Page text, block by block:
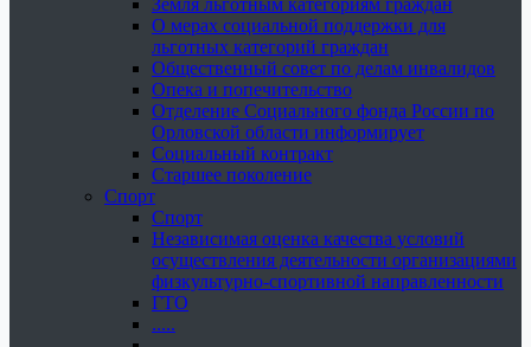
Земля льготным категориям граждан
О мерах социальной поддержки для
льготных категорий граждан
Общественный совет по делам инвалидов
Опека и попечительство
Отделение Социального фонда России по
Орловской области информирует
Социальный контракт
Старшее поколение
Спорт
Спорт
Независимая оценка качества условий
осуществления деятельности организациями
физкультурно-спортивной направленности
ГТО
.....